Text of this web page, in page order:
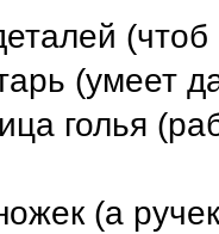
(умеет
голья
(а